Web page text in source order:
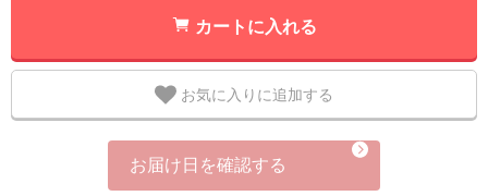
カートに入れる
お気に入りに追加する
お届け日を確認する